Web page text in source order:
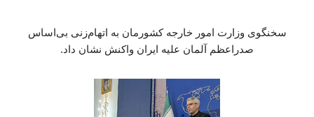
سخنگوی وزارت امور خارجه کشورمان به اتهام‌زنی بی‌اساس
صدراعظم آلمان علیه ایران واکنش نشان داد.